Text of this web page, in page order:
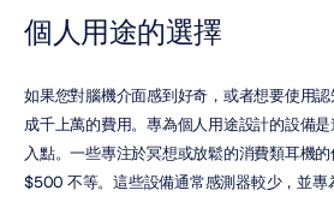
個人用途的選擇
如果您對腦機介面感到好奇，或者想要使用
成千上萬的費用。專為個人用途設計的設備
入點。一些專注於冥想或放鬆的消費類耳機
$500 不等。這些設備通常感測器較少，並專